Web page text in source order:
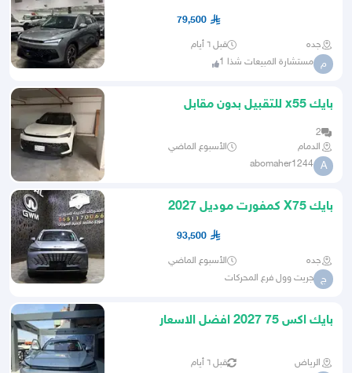
79,500
جده قبل ٦ أيام
م مستشارة المبيعات شذا 1
بايك x55 للتقبيل بدون مقابل
2
الدمام
الأسبوع الماضي
A
abomaher1244
بايك X75 كمفورت موديل 2027
93,500
جده الأسبوع الماضي
ج جريت وول فرع المحركات
بايك اكس 75 2027 افضل الاسعار
الرياض قبل ٦ أيام